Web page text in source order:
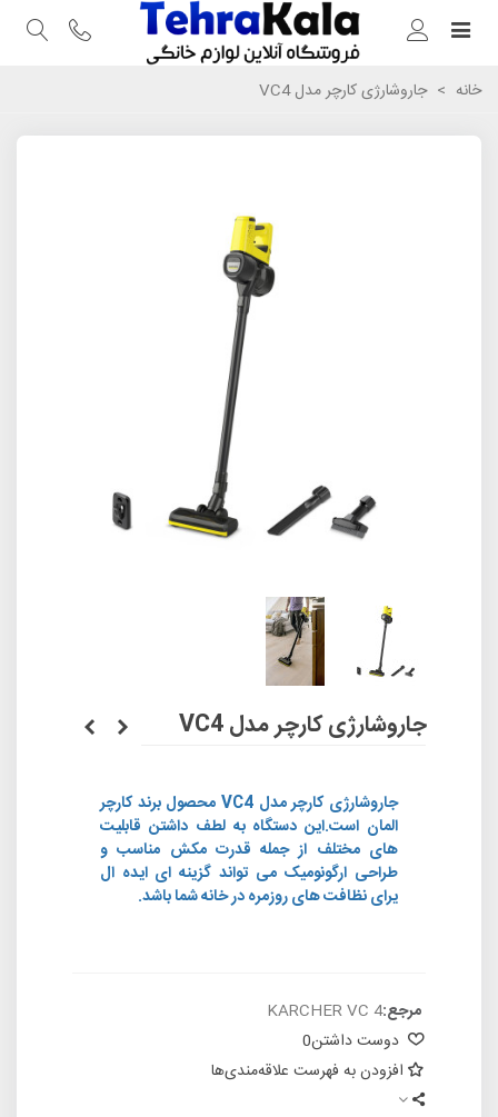
خانه > جاروشارژی کارچر مدل VC4
جاروشارژی کارچر مدل VC4
جاروشارژی کارچر مدل VC4 محصول برند کارچر
المان است.این دستگاه به لطف داشتن قابلیت
های مختلف از جمله قدرت مکش مناسب و
طراحی ارگونومیک می تواند گزینه ای ایده ال
یرای نظافت های روزمره در خانه شما باشد.
مرجع:KARCHER VC 4
دوست داشتن0
افزودن به فهرست علاقه‌مندی‌ها